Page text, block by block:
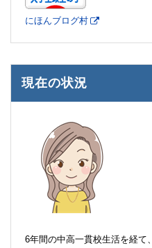
にほんブログ村
現在の状況
6年間の中高一貫校生活を経て、